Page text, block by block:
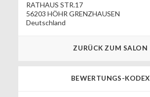
RATHAUS STR.17
56203 HÖHR GRENZHAUSEN
Deutschland
ZURÜCK ZUM SALON
BEWERTUNGS-KODEX